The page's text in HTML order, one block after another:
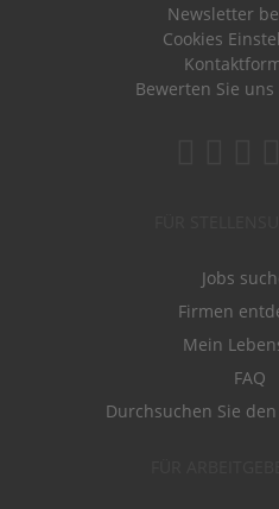
Newsletter
Cookies
Bewerten Sie uns
Jobs
Firmen
Mein
FAQ
Durchsuchen Sie